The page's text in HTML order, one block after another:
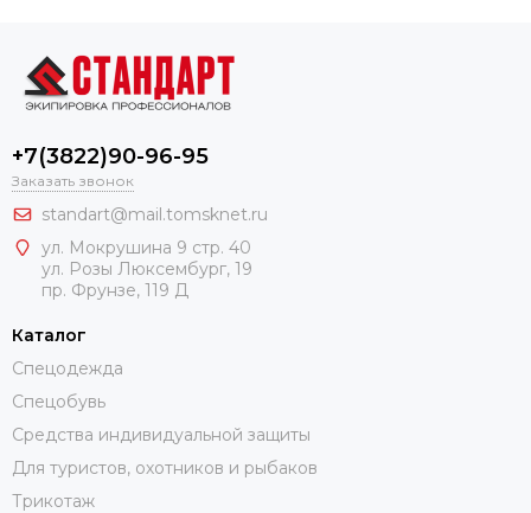
+7(3822)90-96-95
Заказать звонок
standart@mail.tomsknet.ru
ул. Мокрушина 9 стр. 40
ул. Розы Люксембург, 19
пр. Фрунзе, 119 Д
Каталог
Спецодежда
Спецобувь
Средства индивидуальной защиты
Для туристов, охотников и рыбаков
Трикотаж